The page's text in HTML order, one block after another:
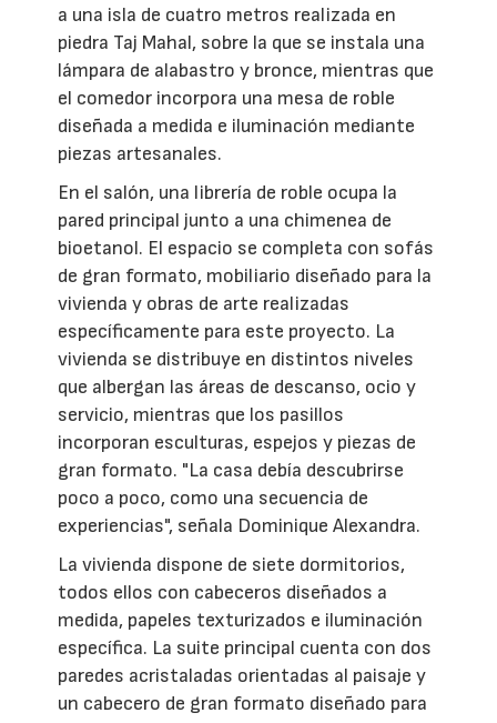
a una isla de cuatro metros realizada en
piedra Taj Mahal, sobre la que se instala una
lámpara de alabastro y bronce, mientras que
el comedor incorpora una mesa de roble
diseñada a medida e iluminación mediante
piezas artesanales.
En el salón, una librería de roble ocupa la
pared principal junto a una chimenea de
bioetanol. El espacio se completa con sofás
de gran formato, mobiliario diseñado para la
vivienda y obras de arte realizadas
específicamente para este proyecto. La
vivienda se distribuye en distintos niveles
que albergan las áreas de descanso, ocio y
servicio, mientras que los pasillos
incorporan esculturas, espejos y piezas de
gran formato. "La casa debía descubrirse
poco a poco, como una secuencia de
experiencias", señala Dominique Alexandra.
La vivienda dispone de siete dormitorios,
todos ellos con cabeceros diseñados a
medida, papeles texturizados e iluminación
específica. La suite principal cuenta con dos
paredes acristaladas orientadas al paisaje y
un cabecero de gran formato diseñado para